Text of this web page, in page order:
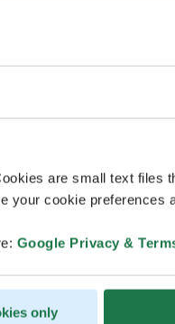
are small text files
your cookie preferences
Google Privacy &
only